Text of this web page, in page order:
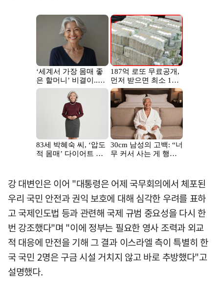
강 대변인은 이어 "대통령은 어제 국무회의에서 체포된
우리 국민 안전과 권익 보호에 대해 심각한 우려를 표하
고 국제인도법 등과 관련해 국제 규범 중요성을 다시 한
번 강조했다"며 "이에 정부는 필요한 영사 조력과 외교
적 대응에 만전을 기해 그 결과 이스라엘 측이 특별히 한
국 국민 2명은 구금 시설 거치지 않고 바로 추방했다"고
설명했다.